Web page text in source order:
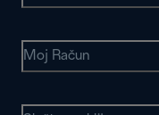
Moj Račun